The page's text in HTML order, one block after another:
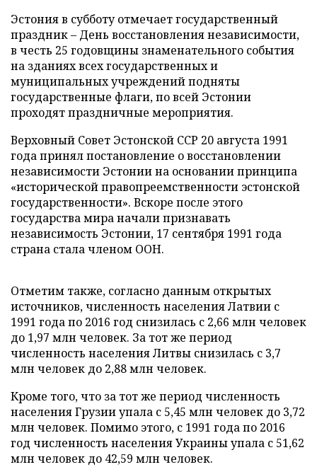
Эстония в субботу отмечает государственный
праздник – День восстановления независимости,
в честь 25 годовщины знаменательного события
на зданиях всех государственных и
муниципальных учреждений подняты
государственные флаги, по всей Эстонии
проходят праздничные мероприятия.
Верховный Совет Эстонской ССР 20 августа 1991
года принял постановление о восстановлении
независимости Эстонии на основании принципа
«исторической правопреемственности эстонской
государственности». Вскоре после этого
государства мира начали признавать
независимость Эстонии, 17 сентября 1991 года
страна стала членом ООН.
Отметим также, согласно данным открытых
источников, численность населения Латвии с
1991 года по 2016 год снизилась с 2,66 млн человек
до 1,97 млн человек. За тот же период
численность населения Литвы снизилась с 3,7
млн человек до 2,88 млн человек.
Кроме того, что за тот же период численность
населения Грузии упала с 5,45 млн человек до 3,72
млн человек. Помимо этого, с 1991 года по 2016
год численность населения Украины упала с 51,62
млн человек до 42,59 млн человек.